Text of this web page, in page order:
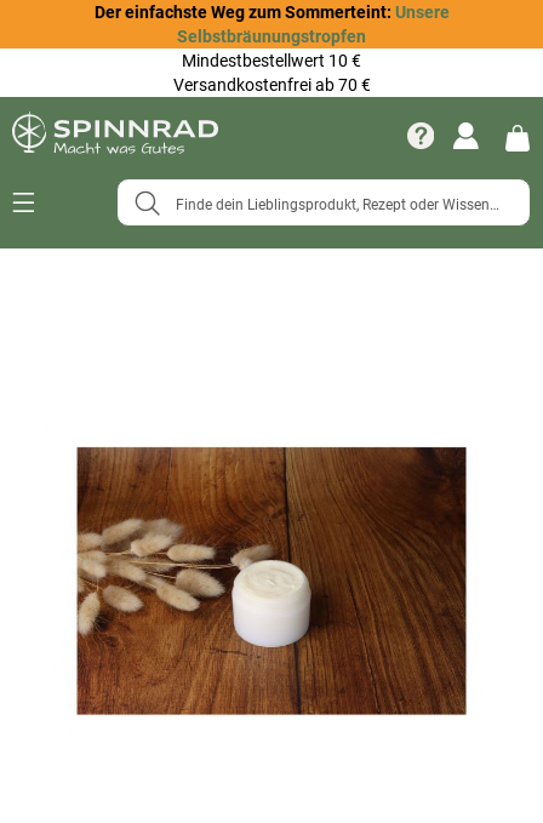
Der einfachste Weg zum Sommerteint: Unsere
Selbstbräunungstropfen
Mindestbestellwert 10 €
Versandkostenfrei ab 70 €
Navigation
springen